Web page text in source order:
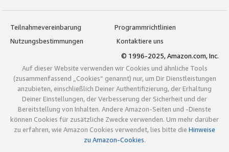
Teilnahmevereinbarung
Programmrichtlinien
Nutzungsbestimmungen
Kontaktiere uns
© 1996-2025, Amazon.com, Inc.
Auf dieser Website verwenden wir Cookies und ähnliche Tools
(zusammenfassend „Cookies“ genannt) nur, um Dir Dienstleistungen
anzubieten, einschließlich Deiner Authentifizierung, der Erhaltung
Deiner Einstellungen, der Verbesserung der Sicherheit und der
Bereitstellung von Inhalten. Andere Amazon-Seiten und -Dienste
können Cookies für zusätzliche Zwecke verwenden. Um mehr darüber
zu erfahren, wie Amazon Cookies verwendet, lies bitte die Hinweise
zu Amazon-Cookies.